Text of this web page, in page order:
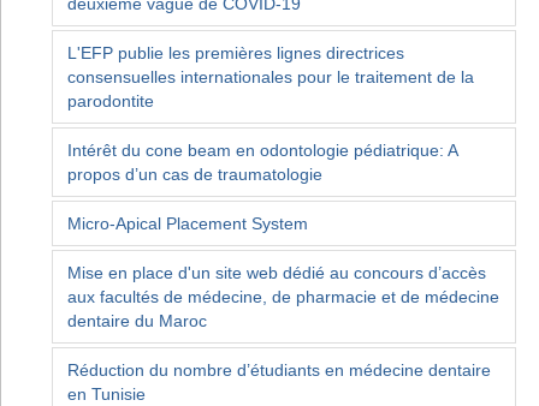
L'EFP publie les premières lignes directrices
consensuelles internationales pour le traitement de la
parodontite
Intérêt du cone beam en odontologie pédiatrique: A
propos d’un cas de traumatologie
Micro-Apical Placement System
Mise en place d'un site web dédié au concours d’accès
aux facultés de médecine, de pharmacie et de médecine
dentaire du Maroc
Réduction du nombre d’étudiants en médecine dentaire
en Tunisie